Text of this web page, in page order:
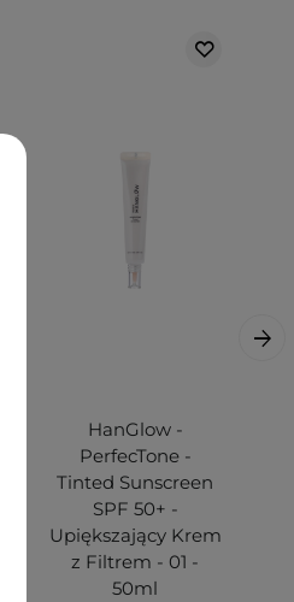
HanGlow -
PerfecTone -
Tinted Sunscreen
SPF 50+ -
Upiększający Krem
z Filtrem - 01 -
50ml